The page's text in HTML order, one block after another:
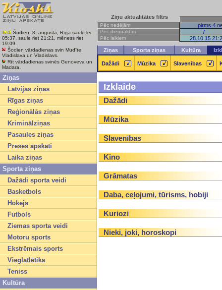
Šodien, 8. augustā, Rīgā saule lec
05:37, saule riet 21:21, mēness riet
19:09.
Šodien vārdadienas svin Mudīte,
Vladislava un Vladislavs.
Rīt vārdadienas svinēs Genoveva un
Madara.
Ziņu aktualitātes filtrs
Pēc nedēļām pirms 4
Pēc diennaktīm 7
Pēc laikiem 28.10.15
Ziņas Sporta ziņas Kultūra
Dažādi Mūzika Slavenības
Ziņas
Latvijas ziņas
Rīgas ziņas
Reģionālās ziņas
Kriminālziņas
Pasaules ziņas
Preses apskati
Laika ziņas
Sporta ziņas
Dažādi sporta veidi
Basketbols
Hokejs
Futbols
Ziemas sporta veidi
Motoru sports
Ekstrēmais sports
Vieglatlētika
Teniss
Kultūra
Izklaide
Dažādi
Mūzika
Slavenības
Kino
Grāmatas
Daba, ceļojumi, tūrisms, hobiji
Kuriozi
Nieki, joki, horoskopi